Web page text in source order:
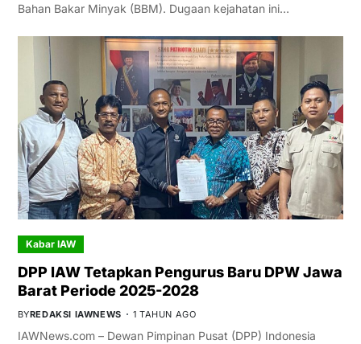
Bahan Bakar Minyak (BBM). Dugaan kejahatan ini…
Kabar IAW
DPP IAW Tetapkan Pengurus Baru DPW Jawa
Barat Periode 2025-2028
BYREDAKSI IAWNEWS 1 TAHUN AGO
IAWNews.com – Dewan Pimpinan Pusat (DPP) Indonesia